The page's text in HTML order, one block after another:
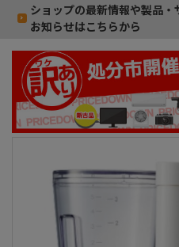
ショップの最新情報や製品
お知らせはこちらから